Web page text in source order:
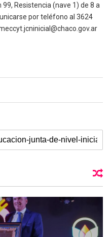
Resistencia (nave 1) de 8 a
por teléfono al 3624